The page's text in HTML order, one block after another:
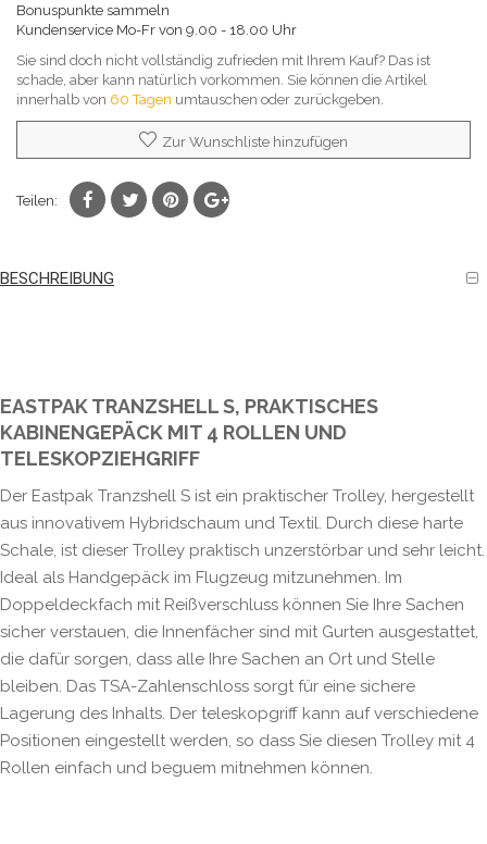
Bonuspunkte sammeln
Kundenservice Mo-Fr von 9.00 - 18.00 Uhr
Sie sind doch nicht vollständig zufrieden mit Ihrem Kauf? Das ist
schade, aber kann natürlich vorkommen. Sie können die Artikel
innerhalb von 60 Tagen umtauschen oder zurückgeben.
Zur Wunschliste hinzufügen
Teilen:
BESCHREIBUNG
EASTPAK TRANZSHELL S, PRAKTISCHES
KABINENGEPÄCK MIT 4 ROLLEN UND
TELESKOPZIEHGRIFF
Der Eastpak Tranzshell S ist ein praktischer Trolley, hergestellt
aus innovativem Hybridschaum und Textil. Durch diese harte
Schale, ist dieser Trolley praktisch unzerstörbar und sehr leicht.
Ideal als Handgepäck im Flugzeug mitzunehmen. Im
Doppeldeckfach mit Reißverschluss können Sie Ihre Sachen
sicher verstauen, die Innenfächer sind mit Gurten ausgestattet,
die dafür sorgen, dass alle Ihre Sachen an Ort und Stelle
bleiben. Das TSA-Zahlenschloss sorgt für eine sichere
Lagerung des Inhalts. Der teleskopgriff kann auf verschiedene
Positionen eingestellt werden, so dass Sie diesen Trolley mit 4
Rollen einfach und beguem mitnehmen können.